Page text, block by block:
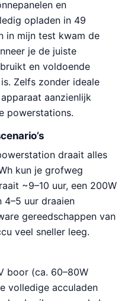
en
opladen in 49
in mijn test kwam de
je de juiste
en voldoende
Zelfs zonder ideale
aanzienlijk
powerstations.
draait alles
kun je grofweg
~9–10 uur, een 200W
uur draaien
gereedschappen van
veel sneller leeg.
boor (ca. 60–80W
volledige acculaden